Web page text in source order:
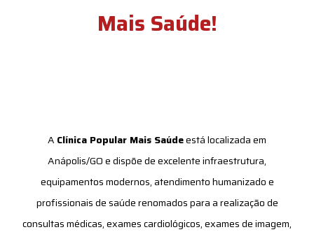
Mais Saúde!
A Clínica Popular Mais Saúdeestá localizada em
Anápolis/GO e dispõe de excelente infraestrutura,
equipamentos modernos, atendimento humanizado e
profissionais de saúde renomados para a realização de
consultas médicas, exames cardiológicos, exames de imagem,